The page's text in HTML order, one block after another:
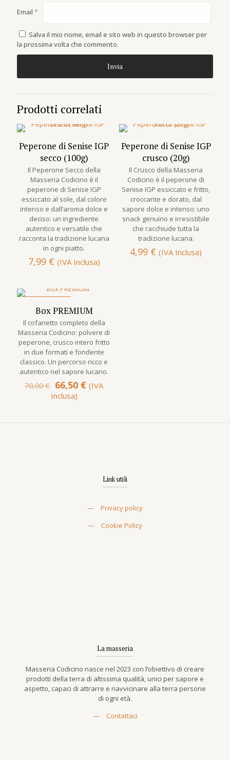
Email *
Salva il mio nome, email e sito web in questo browser per
la prossima volta che commento.
Prodotti correlati
Peperone di Senise IGP
secco (100g)
Il Peperone Secco della
Masseria Codicino è il
peperone di Senise IGP
essiccato al sole, dal colore
intenso e dall’aroma dolce e
deciso: un ingrediente
autentico e versatile che
racconta la tradizione lucana
in ogni piatto.
7,99 € (IVA Inclusa)
Peperone di Senise IGP
crusco (20g)
Il Crusco della Masseria
Codicino è il peperone di
Senise IGP essiccato e fritto,
croccante e dorato, dal
sapore dolce e intenso: uno
snack genuino e irresistibile
che racchiude tutta la
tradizione lucana.
4,99 € (IVA Inclusa)
IDEA REGALO
Box PREMIUM
Il cofanetto completo della
Masseria Codicino: polvere di
peperone, crusco intero fritto
in due formati e fondente
classico. Un percorso ricco e
autentico nel sapore lucano.
70,00€ Il
prezzo
originale
70,00 €.
66,50 €Il
prezzo
66,50 €.
(IVA
Inclusa)
Link utili
—
Privacy policy
—
Cookie Policy
La masseria
Masseria Codicino nasce nel 2023 con l’obiettivo di creare
prodotti della terra di altissima qualità, unici per sapore e
aspetto, capaci di attrarre e riavvicinare alla terra persone
di ogni età.
—
Contattaci